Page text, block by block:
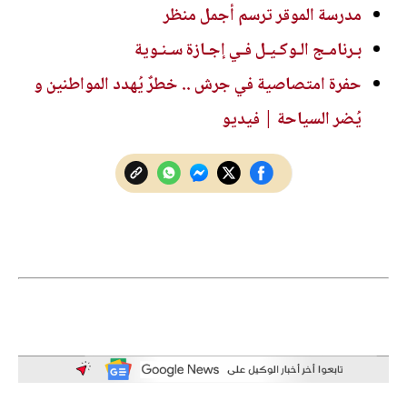
مدرسة الموقر ترسم أجمل منظر
بـرنامـج الـوكـيـل فـي إجـازة سـنـوية
حفرة امتصاصية في جرش .. خطرٌ يُهدد المواطنين و
يُضر السياحة | فيديو